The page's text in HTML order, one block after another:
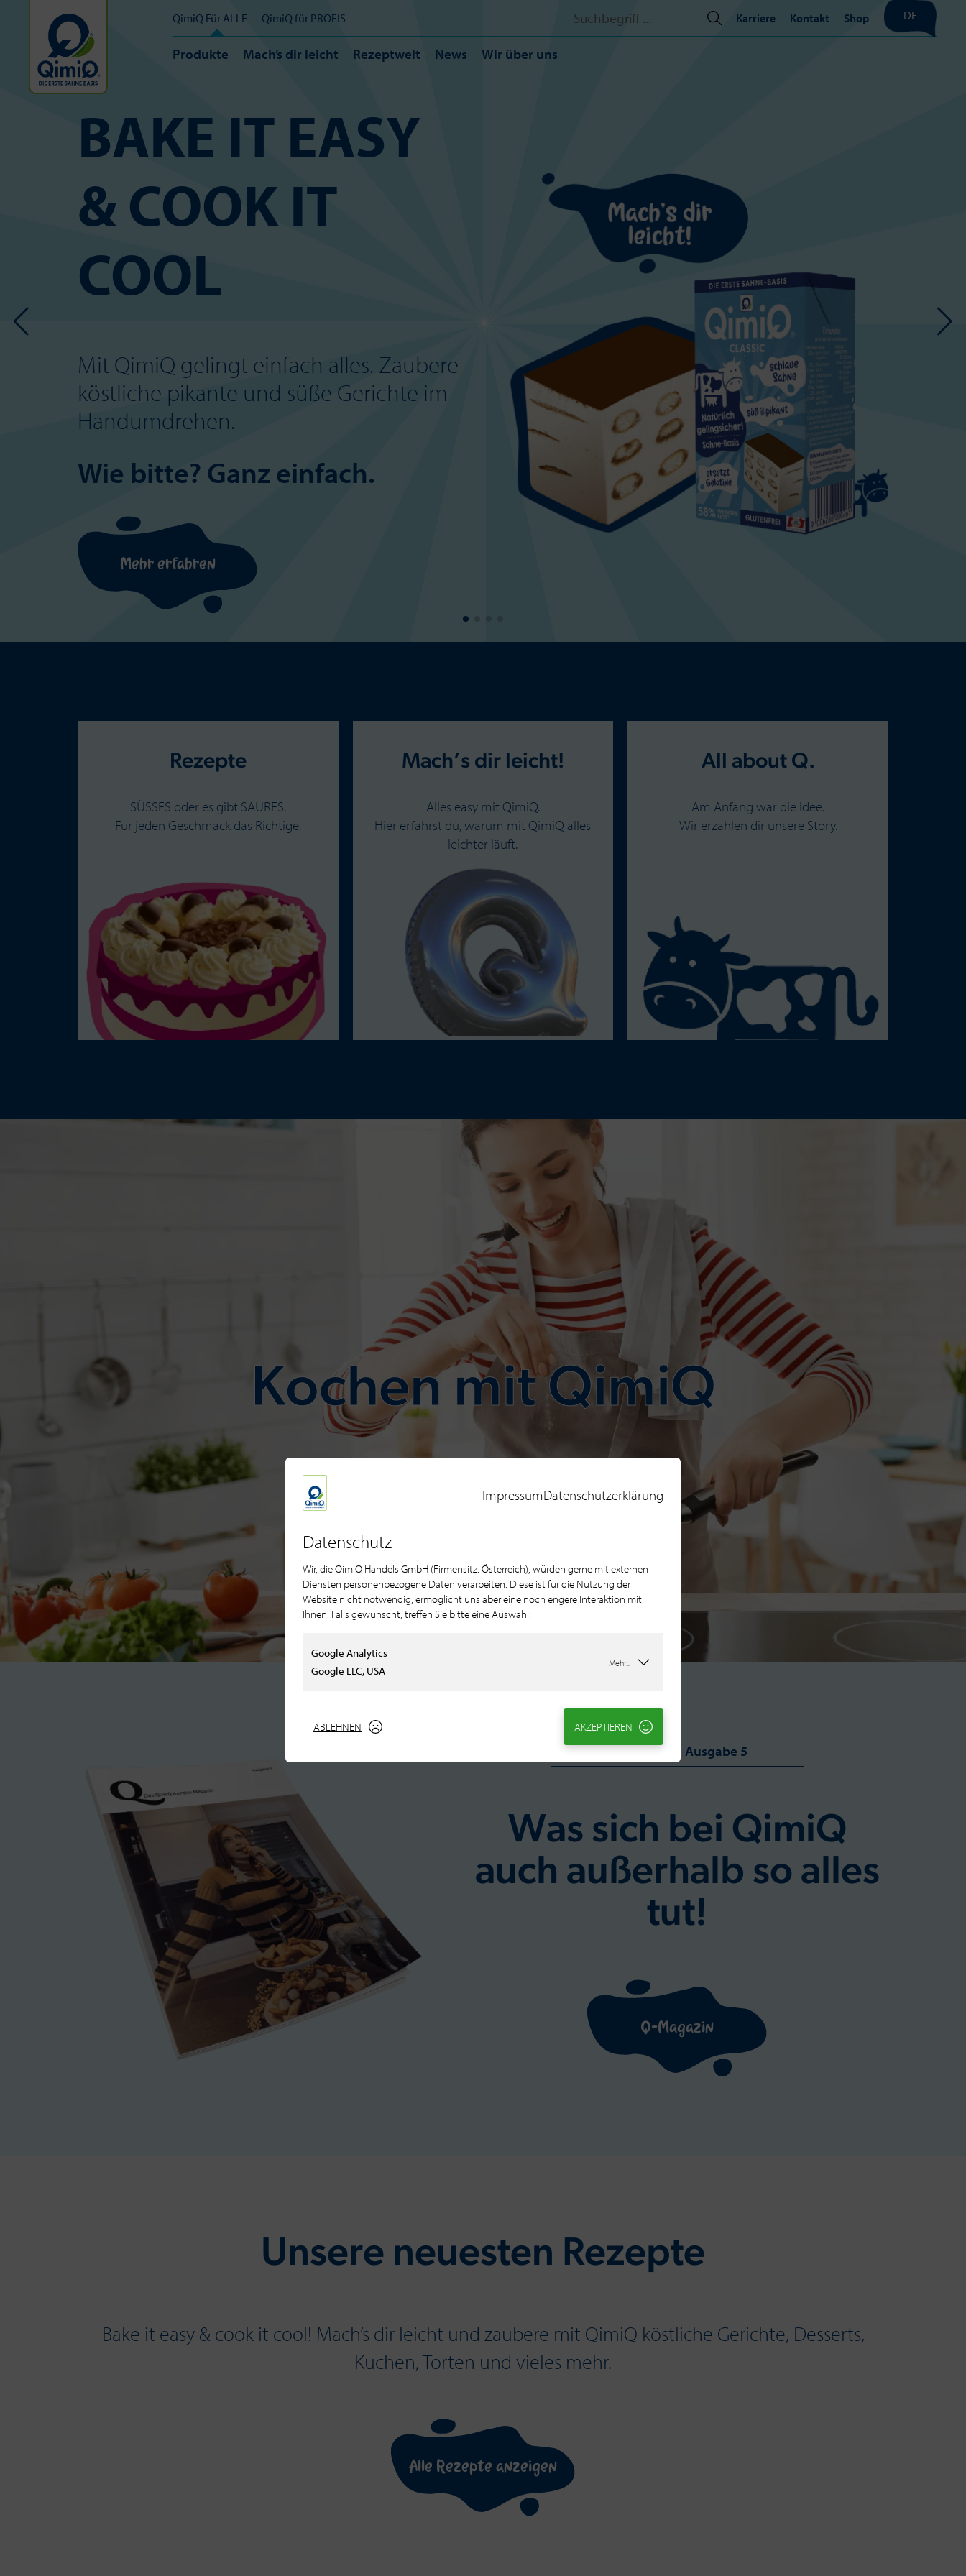
QimiQ Für ALLE
Produkte Mach’s dir leicht Rezeptwelt News Wir über uns
QimiQ für PROFIS
Search
for:
Karriere Kontakt Shop DE
BAKE IT EASY
& COOK IT
COOL
Mit QimiQ gelingt einfach alles. Zaubere
köstliche pikante und süße Gerichte im
Handumdrehen.
Wie bitte? Ganz einfach.
Mehr erfahren
Rezepte
SÜSSES oder es gibt SAURES.
Für jeden Geschmack das Richtige.
Mach’s dir leicht!
Alles easy mit QimiQ.
Hier erfährst du, warum mit QimiQ alles
leichter läuft.
All about Q.
Am Anfang war die Idee.
Wir erzählen dir unsere Story.
Kochen mit QimiQ
Q-Magazin – Ausgabe 5
Was sich bei QimiQ
auch außerhalb so alles
tut!
Q-Magazin
Unsere neuesten Rezepte
Bake it easy & cook it cool! Mach’s dir leicht und zaubere mit QimiQ köstliche Gerichte, Desserts,
Kuchen, Torten und vieles mehr.
Alle Rezepte anzeigen
ImpressumDatenschutzerklärung
Datenschutz
Wir, die QimiQ Handels GmbH (Firmensitz: Österreich), würden gerne mit externen
Diensten personenbezogene Daten verarbeiten. Diese ist für die Nutzung der
Website nicht notwendig, ermöglicht uns aber eine noch engere Interaktion mit
Ihnen. Falls gewünscht, treffen Sie bitte eine Auswahl:
Google Analytics
Google LLC, USA
Mehr...
ABLEHNEN AKZEPTIEREN